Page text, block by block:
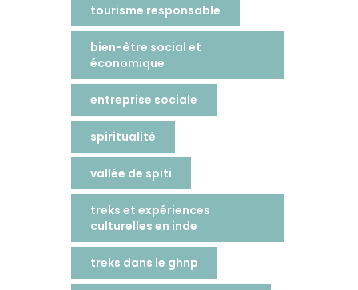
tourisme responsable
bien-être social et
économique
entreprise sociale
spiritualité
vallée de spiti
treks et expériences
culturelles en inde
treks dans le ghnp